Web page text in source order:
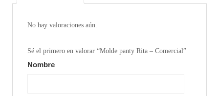
No hay valoraciones aún.
Sé el primero en valorar “Molde panty Rita – Comercial”
Nombre